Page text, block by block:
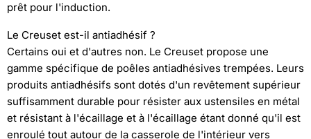
prêt pour l'induction.
Le Creuset est-il antiadhésif ?
Certains oui et d'autres non. Le Creuset propose une
gamme spécifique de poêles antiadhésives trempées. Leurs
produits antiadhésifs sont dotés d'un revêtement supérieur
suffisamment durable pour résister aux ustensiles en métal
et résistant à l'écaillage et à l'écaillage étant donné qu'il est
enroulé tout autour de la casserole de l'intérieur vers